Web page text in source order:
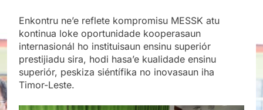
Enkontru ne’e reflete kompromisu MESSK atu
kontinua loke oportunidade kooperasaun
internasionál ho instituisaun ensinu superiór
prestijiadu sira, hodi hasa’e kualidade ensinu
superiór, peskiza siéntífika no inovasaun iha
Timor-Leste.